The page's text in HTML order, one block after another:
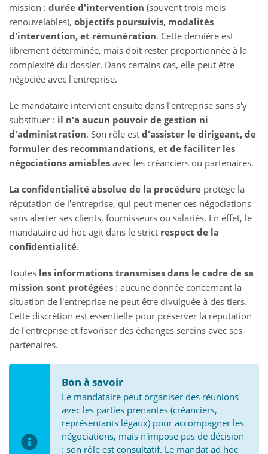
mission : durée d'intervention (souvent trois mois
renouvelables), objectifs poursuivis, modalités
d'intervention, et rémunération. Cette dernière est
librement déterminée, mais doit rester proportionnée à la
complexité du dossier. Dans certains cas, elle peut être
négociée avec l'entreprise.
Le mandataire intervient ensuite dans l'entreprise sans s'y
substituer : il n'a aucun pouvoir de gestion ni
d'administration. Son rôle est d'assister le dirigeant, de
formuler des recommandations, et de faciliter les
négociations amiables avec les créanciers ou partenaires.
La confidentialité absolue de la procédure protège la
réputation de l'entreprise, qui peut mener ces négociations
sans alerter ses clients, fournisseurs ou salariés. En effet, le
mandataire ad hoc agit dans le strict respect de la
confidentialité.
Toutes les informations transmises dans le cadre de sa
mission sont protégées : aucune donnée concernant la
situation de l'entreprise ne peut être divulguée à des tiers.
Cette discrétion est essentielle pour préserver la réputation
de l'entreprise et favoriser des échanges sereins avec ses
partenaires.
Bon à savoir
Le mandataire peut organiser des réunions
avec les parties prenantes (créanciers,
représentants légaux) pour accompagner les
négociations, mais n'impose pas de décision
: son rôle est consultatif. Le mandat ad hoc